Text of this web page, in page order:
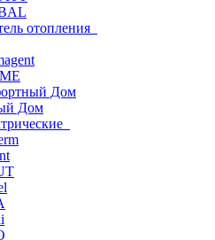
отопления
Дом
Дом